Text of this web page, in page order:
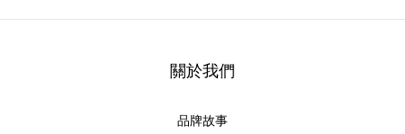
關於我們
品牌故事